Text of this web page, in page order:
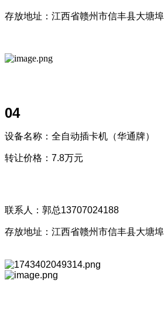
存放地址：江西省赣州市信丰县大塘
04
设备名称：全自动插卡机（华通牌）
转让价格：7.8万元
联系人：郭总13707024188
存放地址：江西省赣州市信丰县大塘